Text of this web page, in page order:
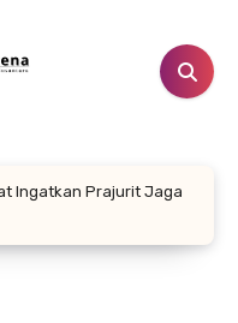
Ingatkan Prajurit Jaga